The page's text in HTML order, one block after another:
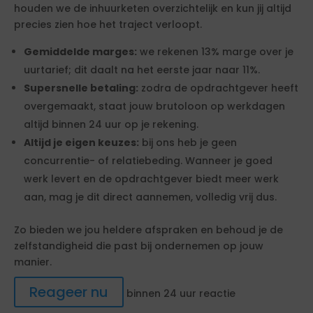
houden we de inhuurketen overzichtelijk en kun jij altijd
precies zien hoe het traject verloopt.
Gemiddelde marges: we rekenen 13% marge over je
uurtarief; dit daalt na het eerste jaar naar 11%.
Supersnelle betaling: zodra de opdrachtgever heeft
overgemaakt, staat jouw brutoloon op werkdagen
altijd binnen 24 uur op je rekening.
Altijd je eigen keuzes: bij ons heb je geen
concurrentie- of relatiebeding. Wanneer je goed
werk levert en de opdrachtgever biedt meer werk
aan, mag je dit direct aannemen, volledig vrij dus.
Zo bieden we jou heldere afspraken en behoud je de
zelfstandigheid die past bij ondernemen op jouw
manier.
Reageer nu
binnen 24 uur reactie